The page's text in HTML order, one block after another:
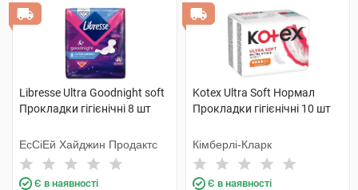
Libresse Ultra Goodnight soft
Прокладки гігієнічні 8 шт
ЕсСіЕй Хайджин Продактс
Є в наявності
Kotex Ultra Soft Нормал
Прокладки гігієнічні 10 шт
Кімберлі-Кларк
Є в наявності